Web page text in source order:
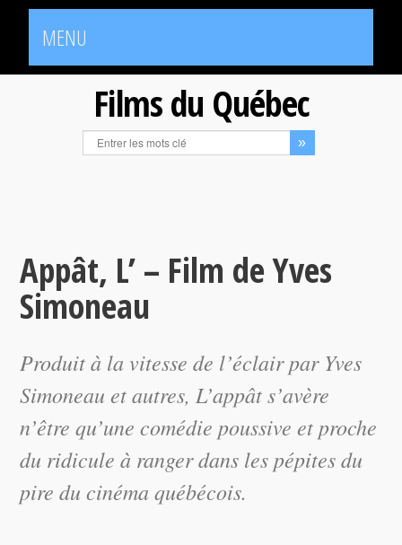
MENU
Films du Québec
Appât, L’ – Film de Yves
Simoneau
Produit à la vitesse de l’éclair par Yves
Simoneau et autres, L’appâts’avère
n’être qu’une comédie poussive et proche
du ridicule à ranger dans les pépites du
pire du cinéma québécois.